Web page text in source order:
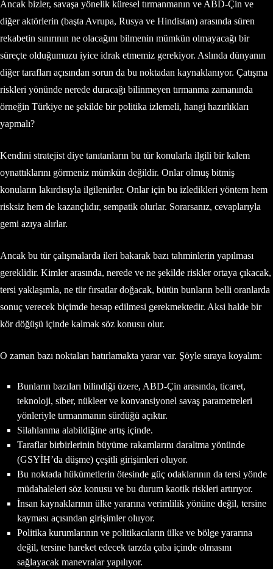
Ancak bizler, savaşa yönelik küresel tırmanmanın ve ABD-Çin ve
diğer aktörlerin (başta Avrupa, Rusya ve Hindistan) arasında süren
rekabetin sınırının ne olacağını bilmenin mümkün olmayacağı bir
süreçte olduğumuzu iyice idrak etmemiz gerekiyor. Aslında dünyanın
diğer tarafları açısından sorun da bu noktadan kaynaklanıyor. Çatışma
riskleri yönünde nerede duracağı bilinmeyen tırmanma zamanında
örneğin Türkiye ne şekilde bir politika izlemeli, hangi hazırlıkları
yapmalı?
Kendini stratejist diye tanıtanların bu tür konularla ilgili bir kalem
oynattıklarını görmeniz mümkün değildir. Onlar olmuş bitmiş
konuların lakırdısıyla ilgilenirler. Onlar için bu izledikleri yöntem hem
risksiz hem de kazançlıdır, sempatik olurlar. Sorarsanız, cevaplarıyla
gemi azıya alırlar.
Ancak bu tür çalışmalarda ileri bakarak bazı tahminlerin yapılması
gereklidir. Kimler arasında, nerede ve ne şekilde riskler ortaya çıkacak,
tersi yaklaşımla, ne tür fırsatlar doğacak, bütün bunların belli oranlarda
sonuç verecek biçimde hesap edilmesi gerekmektedir. Aksi halde bir
kör döğüşü içinde kalmak söz konusu olur.
O zaman bazı noktaları hatırlamakta yarar var. Şöyle sıraya koyalım:
Bunların bazıları bilindiği üzere, ABD-Çin arasında, ticaret,
teknoloji, siber, nükleer ve konvansiyonel savaş parametreleri
yönleriyle tırmanmanın sürdüğü açıktır.
Silahlanma alabildiğine artış içinde.
Taraflar birbirlerinin büyüme rakamlarını daraltma yönünde
(GSYİH’da düşme) çeşitli girişimleri oluyor.
Bu noktada hükümetlerin ötesinde güç odaklarının da tersi yönde
müdahaleleri söz konusu ve bu durum kaotik riskleri artırıyor.
İnsan kaynaklarının ülke yararına verimlilik yönüne değil, tersine
kayması açısından girişimler oluyor.
Politika kurumlarının ve politikacıların ülke ve bölge yararına
değil, tersine hareket edecek tarzda çaba içinde olmasını
sağlayacak manevralar yapılıyor.